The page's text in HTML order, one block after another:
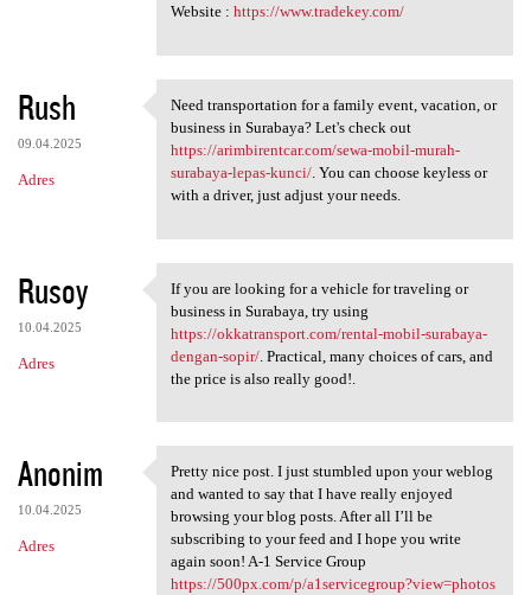
Website : https://www.tradekey.com/
Rush
09.04.2025
Adres
Need transportation for a
Need transportation for a family event, vacation, or
business in Surabaya? Let's check out
https://arimbirentcar.com/sewa-mobil-murah-
surabaya-lepas-kunci/. You can choose keyless or
with a driver, just adjust your needs.
Rusoy
10.04.2025
Adres
If you are looking for a
If you are looking for a vehicle for traveling or
business in Surabaya, try using
https://okkatransport.com/rental-mobil-surabaya-
dengan-sopir/. Practical, many choices of cars, and
the price is also really good!.
Anonim
10.04.2025
Adres
Pretty nice post. I just
Pretty nice post. I just stumbled upon your weblog
and wanted to say that I have really enjoyed
browsing your blog posts. After all I’ll be
subscribing to your feed and I hope you write
again soon! A-1 Service Group
https://500px.com/p/a1servicegroup?view=photos